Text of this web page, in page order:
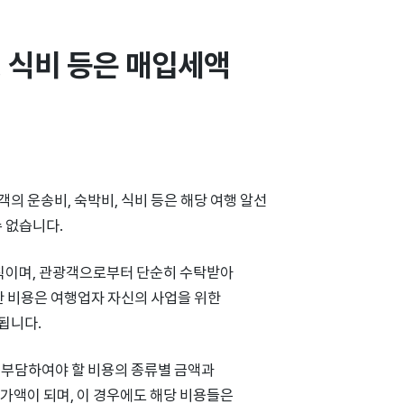
비 등은 매입세액
운송비, 숙박비, 식비 등은 해당 여행 알선
없습니다.
며, 관광객으로부터 단순히 수탁받아
용은 여행업자 자신의 사업을 위한
니다.
담하여야 할 비용의 종류별 금액과
액이 되며, 이 경우에도 해당 비용들은